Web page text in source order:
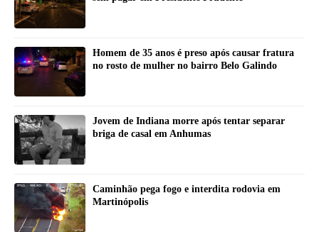
Homem de 35 anos é preso após causar fratura
no rosto de mulher no bairro Belo Galindo
Jovem de Indiana morre após tentar separar
briga de casal em Anhumas
Caminhão pega fogo e interdita rodovia em
Martinópolis